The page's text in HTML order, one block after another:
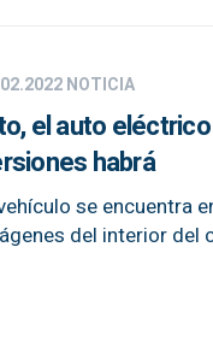
NOTICIA
el auto
habrá
se encuentra
del interior del